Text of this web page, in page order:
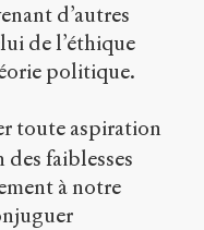
d’autres
de l’éthique
politique.
toute aspiration
faiblesses
à notre